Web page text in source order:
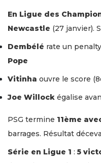
En Ligue des
Newcastle (27 janvier).
Dembélé rate un
Pope
Vitinha ouvre le score
Joe Willock égalise
PSG termine 11ème
barrages. Résultat
Série en Ligue 1 : 5